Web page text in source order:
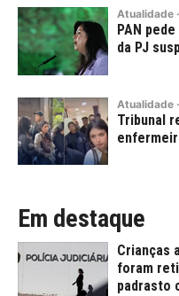
Atualidade ·
PAN
da PJ
Atualidade ·
Tribunal
Em destaque
Crianças
foram
padrasto